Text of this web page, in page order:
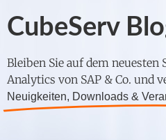
CubeServ
Bleiben Sie auf dem
Analytics von SAP & Co. und
Neuigkeiten, Downloads &